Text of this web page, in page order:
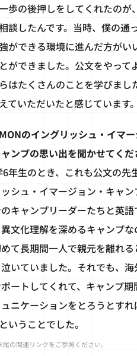
歩の後押しをしてくれたの
したんです。当時、僕の
ができる環境に進んだ方が
ができました。公文をやっ
はたくさんのことを学びま
いただいたと感じています。
のイングリッシュ・イマ
ンプの思い出を聞かせてくだ
6年生のとき、これも公文の先
シュ・イマージョン・キャ
キャンプリーダーたちと英
文化理解を深めるキャンプ
て長期間一人で親元を離れ
いていました。それでも、
ートしてくれて、キャンプ
ュニケーションをとろうとす
うことでした。
の関連リンクをご参照ください。